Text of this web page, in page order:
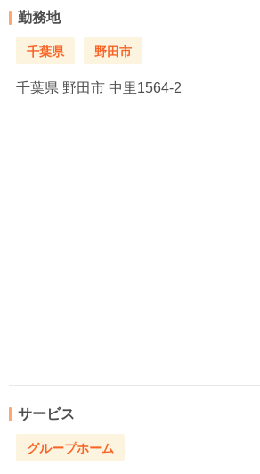
勤務地
千葉県 野田市
千葉県 野田市 中里1564-2
サービス
グループホーム